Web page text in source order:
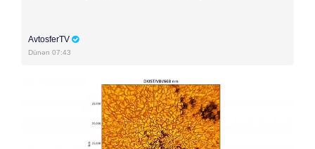
AvtosferTV
Dünən 07:43